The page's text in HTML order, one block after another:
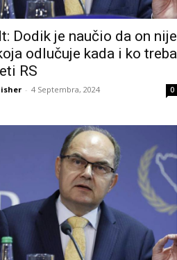
Dodik je naučio da on nije
odlučuje kada i ko treba
RS
- 4 Septembra, 2024 0